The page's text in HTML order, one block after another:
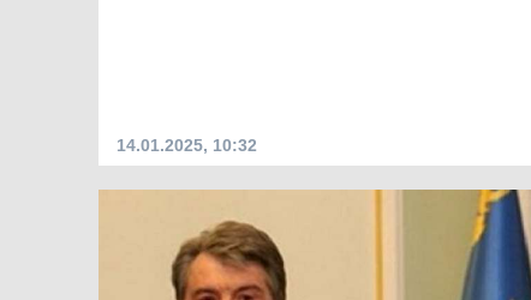
14.01.2025, 10:32